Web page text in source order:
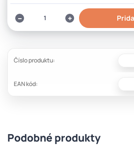
Číslo produktu:
EAN kód:
Podobné produkty